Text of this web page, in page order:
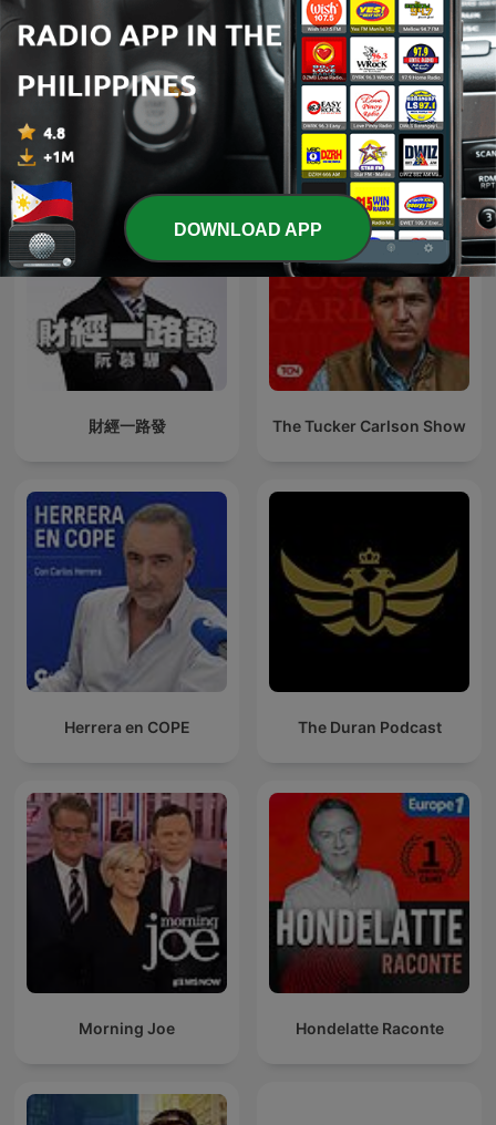
Facts First with Christian
Esguerra
Ukraine: The Latest
財經一路發 The Tucker Carlson Show
Herrera en COPE The Duran Podcast
Morning Joe Hondelatte Raconte
DOWNLOAD APP